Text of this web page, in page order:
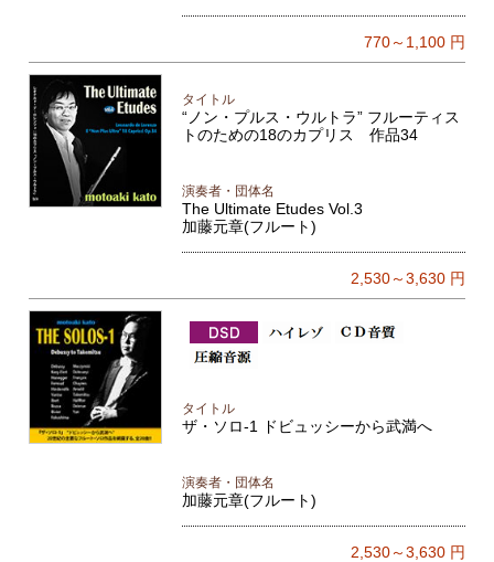
770～1,100円
タイトル
“ノン・プルス・ウルトラ” フルーティス
トのための18のカプリス 作品34
演奏者・団体名
The Ultimate Etudes Vol.3
加藤元章(フルート)
2,530～3,630円
タイトル
ザ・ソロ-1 ドビュッシーから武満へ
演奏者・団体名
加藤元章(フルート)
2,530～3,630円